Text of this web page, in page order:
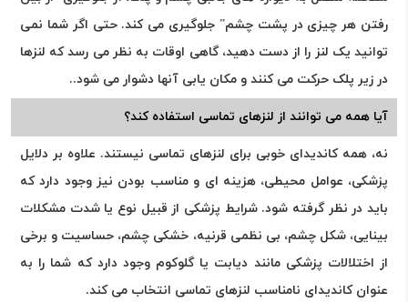
رفتن هر چیزی در پشت چشم” جلوگیری می کند. حتی اگر شما نمی
توانید یک لنز را از دست دهید، گاهی اوقات به نظر می رسد که لنزها
در زیر پلک حرکت می کنند و مکان یابی آنها دشوار می شود..
آیا همه می توانند از لنزهای تماسی استفاده کند؟
نه، همه کاندیدای خوبی برای لنزهای تماسی نیستند. علاوه بر دلایل
پزشکی، عوامل محیطی، هزینه ای و مناسب بودن نیز وجود دارد که
باید در نظر گرفته شود. شرایط پزشکی از قبیل نوع یا شدت مشکلات
بینایی، شکل چشم، بی نظمی قرنیه، خشکی چشم، حساسیت و برخی
از اختلالات پزشکی مانند دیابت یا گلوکوم وجود دارد که شما را به
عنوان کاندیدای نامناسب لنزهای تماسی انتخاب می کند.